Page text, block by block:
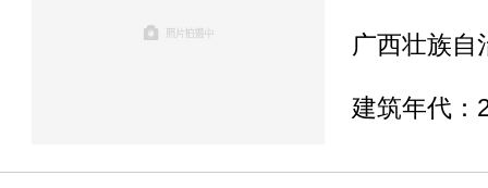
广西壮族自
建筑年代：